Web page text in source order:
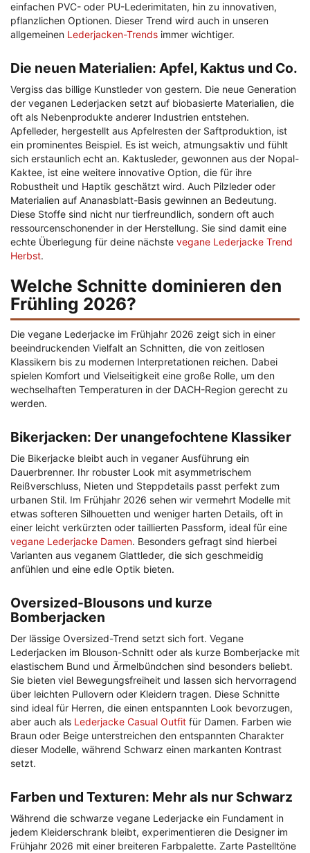
einfachen PVC- oder PU-Lederimitaten, hin zu innovativen,
pflanzlichen Optionen. Dieser Trend wird auch in unseren
allgemeinen Lederjacken-Trends immer wichtiger.
Die neuen Materialien: Apfel, Kaktus und Co.
Vergiss das billige Kunstleder von gestern. Die neue Generation
der veganen Lederjacken setzt auf biobasierte Materialien, die
oft als Nebenprodukte anderer Industrien entstehen.
Apfelleder, hergestellt aus Apfelresten der Saftproduktion, ist
ein prominentes Beispiel. Es ist weich, atmungsaktiv und fühlt
sich erstaunlich echt an. Kaktusleder, gewonnen aus der Nopal-
Kaktee, ist eine weitere innovative Option, die für ihre
Robustheit und Haptik geschätzt wird. Auch Pilzleder oder
Materialien auf Ananasblatt-Basis gewinnen an Bedeutung.
Diese Stoffe sind nicht nur tierfreundlich, sondern oft auch
ressourcenschonender in der Herstellung. Sie sind damit eine
echte Überlegung für deine nächste vegane Lederjacke Trend
Herbst.
Welche Schnitte dominieren den
Frühling 2026?
Die vegane Lederjacke im Frühjahr 2026 zeigt sich in einer
beeindruckenden Vielfalt an Schnitten, die von zeitlosen
Klassikern bis zu modernen Interpretationen reichen. Dabei
spielen Komfort und Vielseitigkeit eine große Rolle, um den
wechselhaften Temperaturen in der DACH-Region gerecht zu
werden.
Bikerjacken: Der unangefochtene Klassiker
Die Bikerjacke bleibt auch in veganer Ausführung ein
Dauerbrenner. Ihr robuster Look mit asymmetrischem
Reißverschluss, Nieten und Steppdetails passt perfekt zum
urbanen Stil. Im Frühjahr 2026 sehen wir vermehrt Modelle mit
etwas softeren Silhouetten und weniger harten Details, oft in
einer leicht verkürzten oder taillierten Passform, ideal für eine
vegane Lederjacke Damen. Besonders gefragt sind hierbei
Varianten aus veganem Glattleder, die sich geschmeidig
anfühlen und eine edle Optik bieten.
Oversized-Blousons und kurze
Bomberjacken
Der lässige Oversized-Trend setzt sich fort. Vegane
Lederjacken im Blouson-Schnitt oder als kurze Bomberjacke mit
elastischem Bund und Ärmelbündchen sind besonders beliebt.
Sie bieten viel Bewegungsfreiheit und lassen sich hervorragend
über leichten Pullovern oder Kleidern tragen. Diese Schnitte
sind ideal für Herren, die einen entspannten Look bevorzugen,
aber auch als Lederjacke Casual Outfit für Damen. Farben wie
Braun oder Beige unterstreichen den entspannten Charakter
dieser Modelle, während Schwarz einen markanten Kontrast
setzt.
Farben und Texturen: Mehr als nur Schwarz
Während die schwarze vegane Lederjacke ein Fundament in
jedem Kleiderschrank bleibt, experimentieren die Designer im
Frühjahr 2026 mit einer breiteren Farbpalette. Zarte Pastelltöne